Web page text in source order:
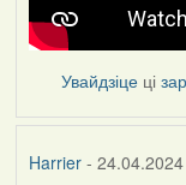
Увайдзіце ці
Harrier-